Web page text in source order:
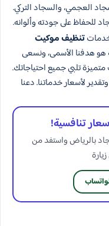
العجمي، والسجاد التركي.
على جودته وألوانه.
تنظيف موكيت
هو هدفنا الأسمى، ونسعى
تلبي جميع احتياجاتك.
لأسعار خدماتنا. دعنا
تنافسية!
بالرياض واستفد من